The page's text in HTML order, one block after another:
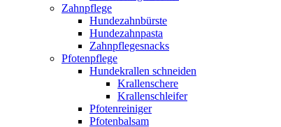
Zahnpflege
Hundezahnbürste
Hundezahnpasta
Zahnpflegesnacks
Pfotenpflege
Hundekrallen schneiden
Krallenschere
Krallenschleifer
Pfotenreiniger
Pfotenbalsam